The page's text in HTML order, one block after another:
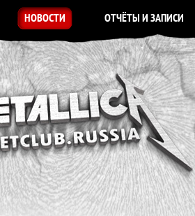
НОВОСТИ ОТЧЁТЫ И ЗАПИСИ